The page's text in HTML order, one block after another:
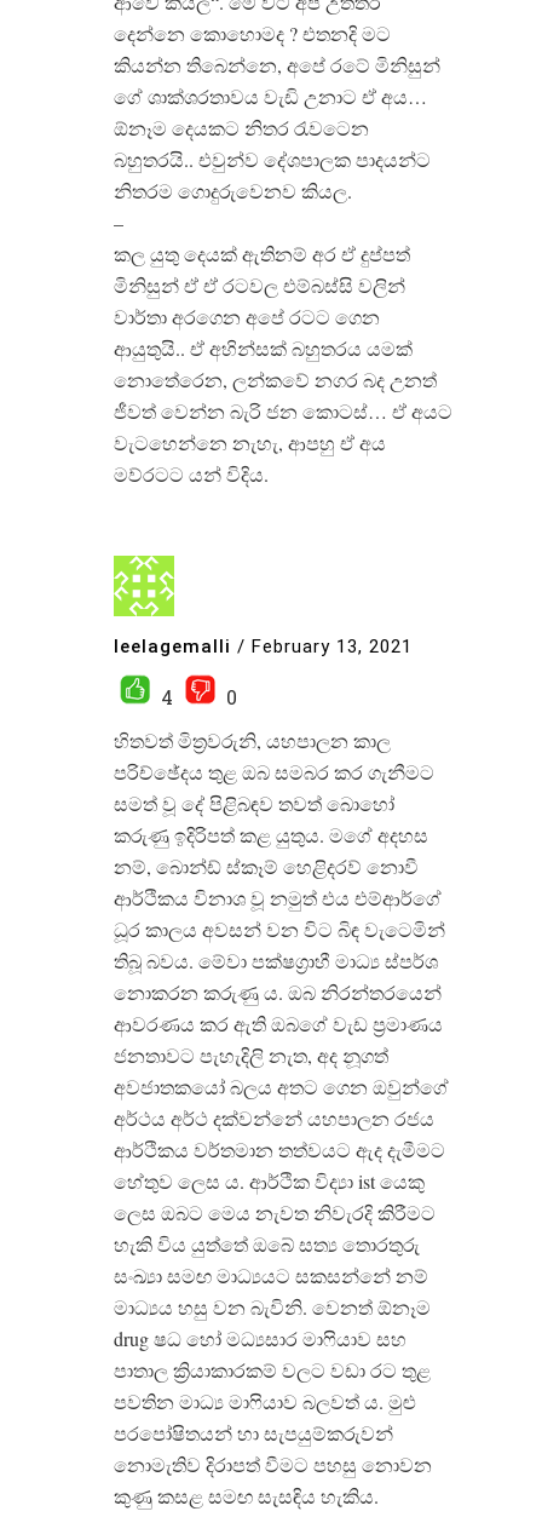
දෙන්නෙ කොහොමද ? එතනදි මට
කියන්න තිබෙන්නෙ, අපේ රටේ මිනිසුන්
ගේ ශාක්ශරතාවය වැඩි උනාට ඒ අය…
ඕනෑම දෙයකට නිතර රැවටෙන
බහුතරයි.. එවුන්ව දේශපාලක පාදයන්ට
නිතරම ගොදුරුවෙනව කියල.
–
කල යුතු දෙයක් ඇතිනම් අර ඒ දුප්පත්
මිනිසුන් ඒ ඒ රටවල එම්බස්සි වලින්
වාර්තා අරගෙන අපේ රටට ගෙන
ආයුතුයි.. ඒ අහින්සක් බහුතරය යමක්
නොතේරෙන, ලන්කවේ නගර බද උනත්
ජීවත් වෙන්න බැරි ජන කොටස්… ඒ අයට
වැටහෙන්නෙ නැහැ, ආපහු ඒ අය
මව්රටට යන් විදිය.
leelagemalli / February 13, 2021
4
0
හිතවත් මිත්‍රවරුනි, යහපාලන කාල
පරිච්ඡේදය තුළ ඔබ සමබර කර ගැනීමට
සමත් වූ දේ පිළිබඳව තවත් බොහෝ
කරුණු ඉදිරිපත් කළ යුතුය. මගේ අදහස
නම්, බොන්ඩ් ස්කෑම් හෙළිදරව් නොවී
ආර්ථිකය විනාශ වූ නමුත් එය එම්ආර්ගේ
ධූර කාලය අවසන් වන විට බිඳ වැටෙමින්
තිබූ බවය. මේවා පක්ෂග්‍රාහී මාධ්‍ය ස්පර්ශ
නොකරන කරුණු ය. ඔබ නිරන්තරයෙන්
ආවරණය කර ඇති ඔබගේ වැඩ ප්‍රමාණය
ජනතාවට පැහැදිලි නැත, අද නූගත්
අවජාතකයෝ බලය අතට ගෙන ඔවුන්ගේ
අර්ථය අර්ථ දක්වන්නේ යහපාලන රජය
ආර්ථිකය වර්තමාන තත්වයට ඇද දැමීමට
හේතුව ලෙස ය. ආර්ථික විද්‍යා ist යෙකු
ලෙස ඔබට මෙය නැවත නිවැරදි කිරීමට
හැකි විය යුත්තේ ඔබේ සත්‍ය තොරතුරු
සංඛ්‍යා සමඟ මාධ්‍යයට සකසන්නේ නම්
මාධ්‍යය හසු වන බැවිනි. වෙනත් ඕනෑම
drug ෂධ හෝ මධ්‍යසාර මාෆියාව සහ
පාතාල ක්‍රියාකාරකම් වලට වඩා රට තුළ
පවතින මාධ්‍ය මාෆියාව බලවත් ය. මුළු
පරපෝෂිතයන් හා සැපයුම්කරුවන්
නොමැතිව දිරාපත් වීමට පහසු නොවන
කුණු කසළ සමඟ සැසඳිය හැකිය.